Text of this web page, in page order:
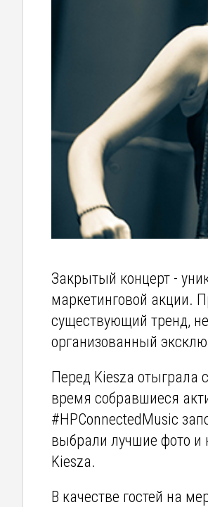
Закрытый концерт -
маркетинговой акции.
существующий тренд,
организованный
Перед Kiesza отыграла
время собравшиеся
#HPConnectedMusic
выбрали лучшие фото и
Kiesza.
В качестве гостей на